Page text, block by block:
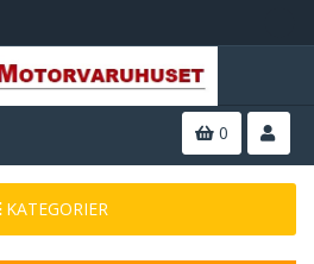
0
KATEGORIER